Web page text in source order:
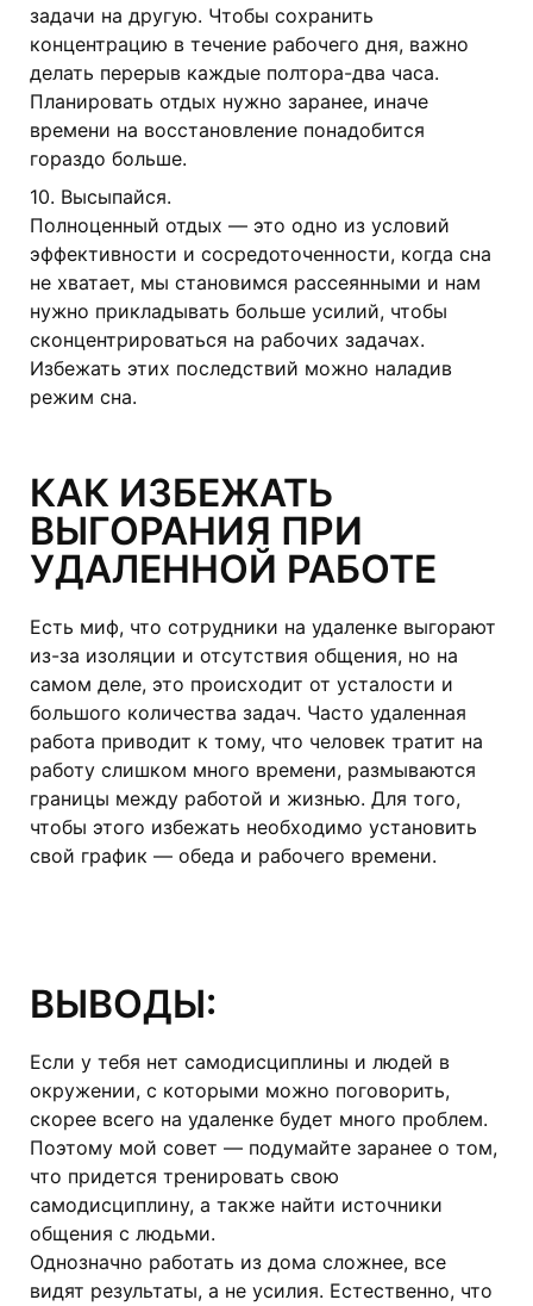
задачи на другую. Чтобы сохранить
концентрацию в течение рабочего дня, важно
делать перерыв каждые полтора-два часа.
Планировать отдых нужно заранее, иначе
времени на восстановление понадобится
гораздо больше.
10. Высыпайся.
Полноценный отдых — это одно из условий
эффективности и сосредоточенности, когда сна
не хватает, мы становимся рассеянными и нам
нужно прикладывать больше усилий, чтобы
сконцентрироваться на рабочих задачах.
Избежать этих последствий можно наладив
режим сна.
КАК ИЗБЕЖАТЬ
ВЫГОРАНИЯ ПРИ
УДАЛЕННОЙ РАБОТЕ
Есть миф, что сотрудники на удаленке выгорают
из-за изоляции и отсутствия общения, но на
самом деле, это происходит от усталости и
большого количества задач. Часто удаленная
работа приводит к тому, что человек тратит на
работу слишком много времени, размываются
границы между работой и жизнью. Для того,
чтобы этого избежать необходимо установить
свой график — обеда и рабочего времени.
ВЫВОДЫ:
Если у тебя нет самодисциплины и людей в
окружении, с которыми можно поговорить,
скорее всего на удаленке будет много проблем.
Поэтому мой совет — подумайте заранее о том,
что придется тренировать свою
самодисциплину, а также найти источники
общения с людьми.
Однозначно работать из дома сложнее, все
видят результаты, а не усилия. Естественно, что